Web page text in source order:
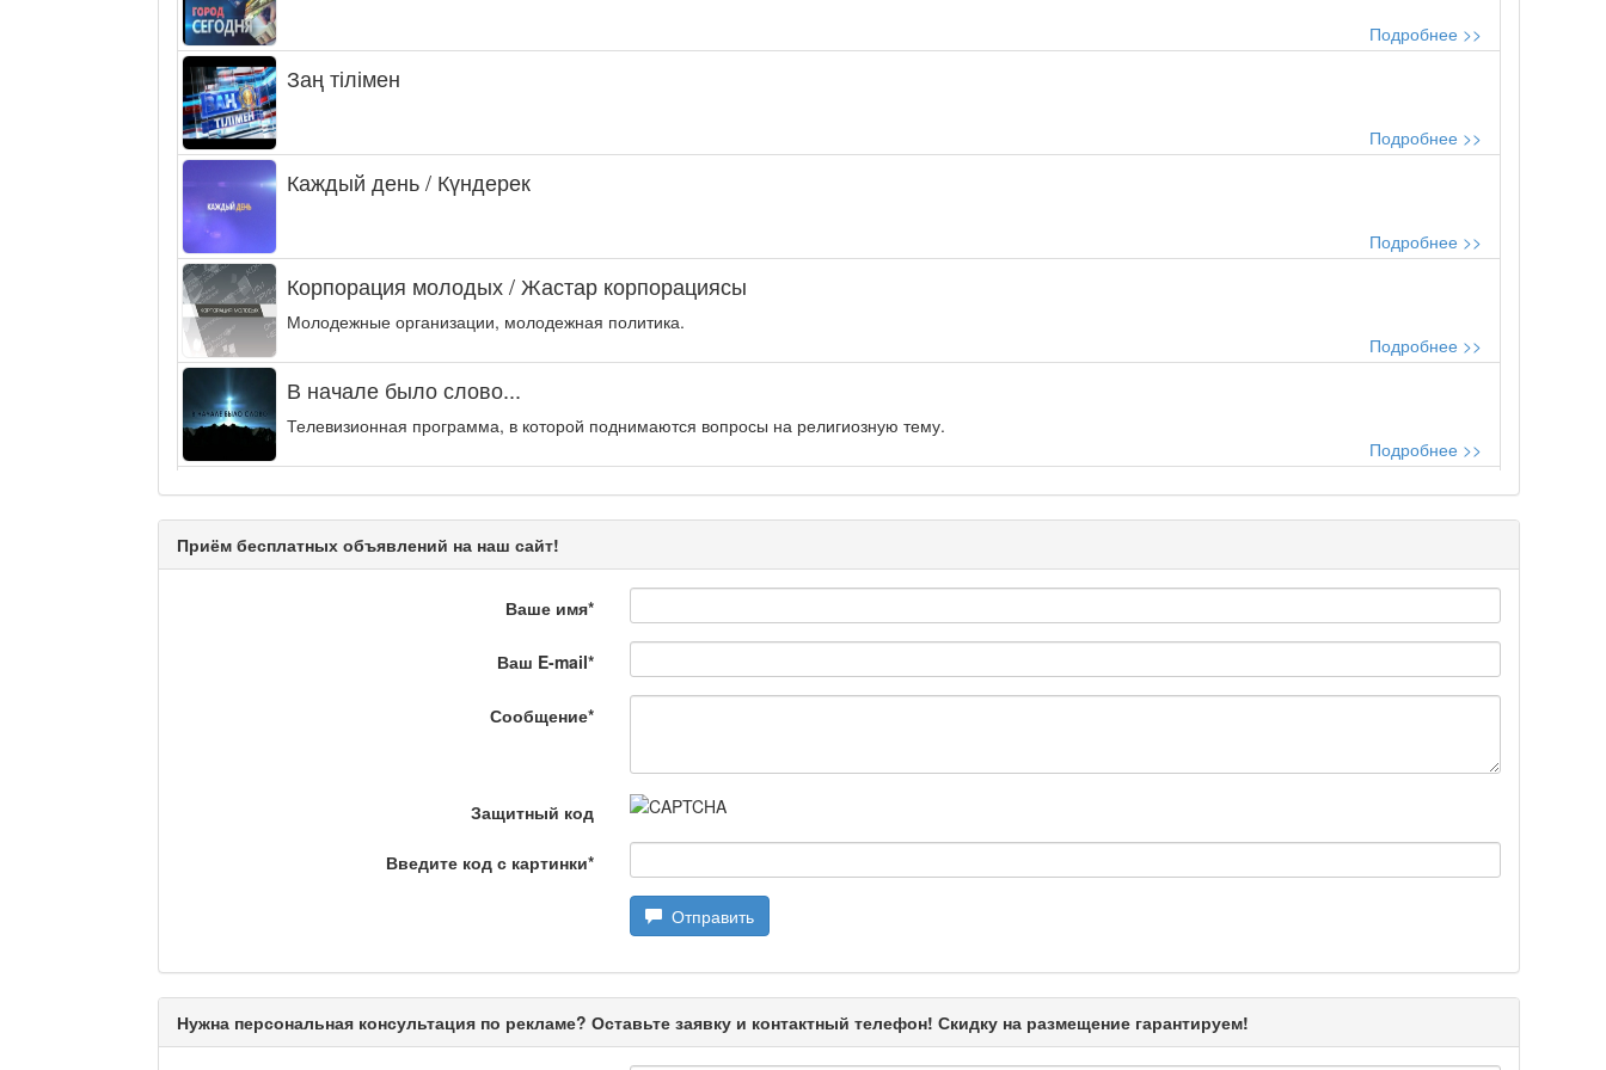
Подробнее >>
Заң тілімен
Подробнее >>
Каждый день / Күндерек
Подробнее >>
Корпорация молодых / Жастар корпорациясы
Молодежные организации, молодежная политика.
Подробнее >>
В начале было слово...
Телевизионная программа, в которой поднимаются вопросы на религиозную тему.
Подробнее >>
Энергия удачи
Музыкально-развлекательная программа «Энергия удачи» представляет собой интеллектуальную...
На полицейской волне / Қылмыс пен жаза
Подробнее >>
Актуальный вопрос / Маңызды сұрақ
Приём бесплатных объявлений на наш сайт!
Ваше имя*
Ваш E-mail*
Сообщение*
Защитный код
Введите код с картинки*
Отправить
Нужна персональная консультация по рекламе? Оставьте заявку и контактный телефон! Скидку на размещение гарантируем!